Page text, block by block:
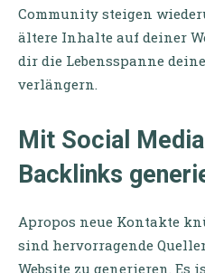
Community steigen
ältere Inhalte auf deiner
dir die Lebensspanne
verlängern.
Mit Social
Backlinks
Apropos neue Kontakte
sind hervorragende
Website zu generieren. Es